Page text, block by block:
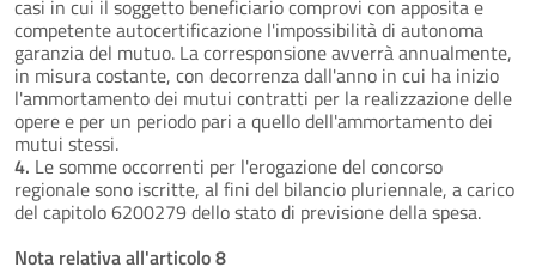
casi in cui il soggetto beneficiario comprovi con apposita e
competente autocertificazione l'impossibilità di autonoma
garanzia del mutuo. La corresponsione avverrà annualmente,
in misura costante, con decorrenza dall'anno in cui ha inizio
l'ammortamento dei mutui contratti per la realizzazione delle
opere e per un periodo pari a quello dell'ammortamento dei
mutui stessi.
4. Le somme occorrenti per l'erogazione del concorso
regionale sono iscritte, al fini del bilancio pluriennale, a carico
del capitolo 6200279 dello stato di previsione della spesa.
Nota relativa all'articolo 8